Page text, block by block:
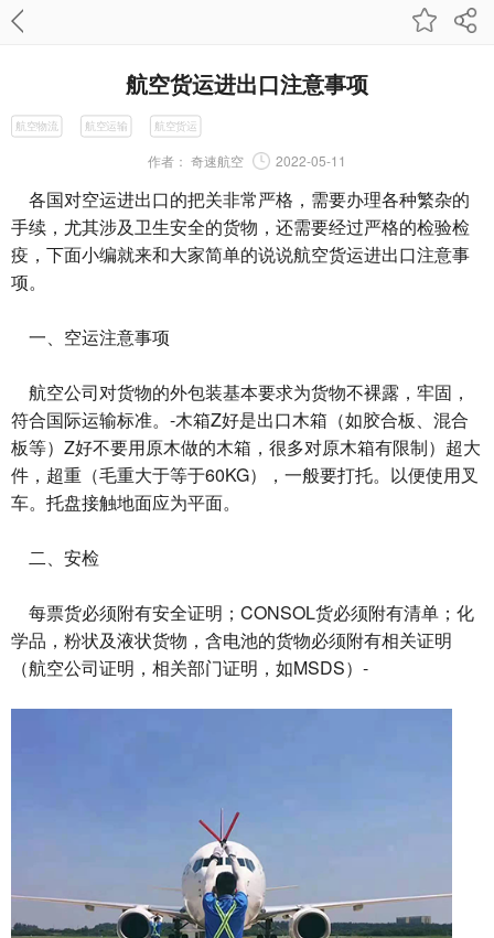
航空货运进出口注意事项
航空物流 航空运输 航空货运
作者： 奇速航空 2022-05-11
各国对空运进出口的把关非常严格，需要办理各种繁杂的
手续，尤其涉及卫生安全的货物，还需要经过严格的检验检
疫，下面小编就来和大家简单的说说航空货运进出口注意事
项。
一、空运注意事项
航空公司对货物的外包装基本要求为货物不裸露，牢固，
符合国际运输标准。-木箱Z好是出口木箱（如胶合板、混合
板等）Z好不要用原木做的木箱，很多对原木箱有限制）超大
件，超重（毛重大于等于60KG），一般要打托。以便使用叉
车。托盘接触地面应为平面。
二、安检
每票货必须附有安全证明；CONSOL货必须附有清单；化
学品，粉状及液状货物，含电池的货物必须附有相关证明
（航空公司证明，相关部门证明，如MSDS）-